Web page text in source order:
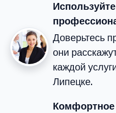
Доверьтесь
они
каждой
Липецке.